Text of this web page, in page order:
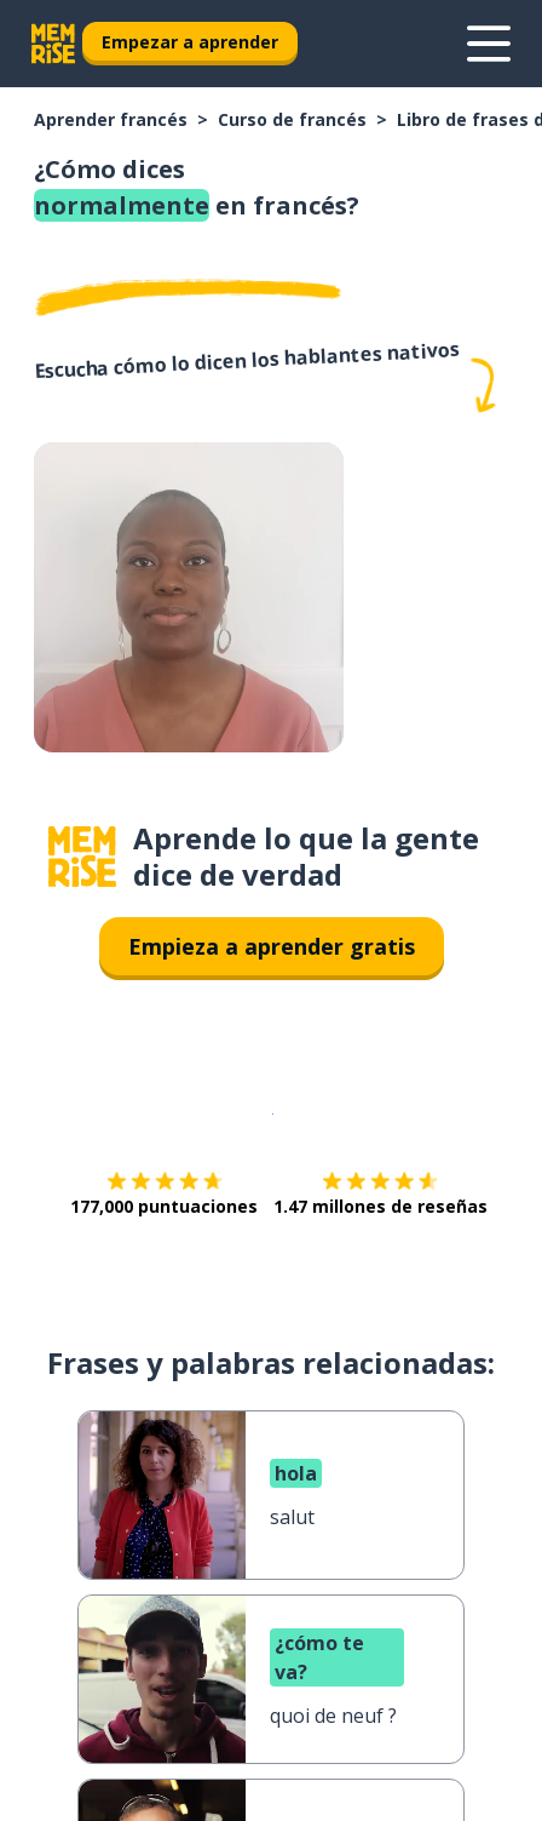
Empezar a aprender
Aprender francés Curso de francés Libro de frases
¿Cómo dices
normalmente en francés?
Escucha cómo lo dicen los hablantes nativos
Aprende lo que la gente
dice de verdad
Empieza a aprender gratis
177,000 puntuaciones 1.47 millones de reseñas
Frases y palabras relacionadas:
hola
salut
¿cómo te
va?
quoi de neuf ?